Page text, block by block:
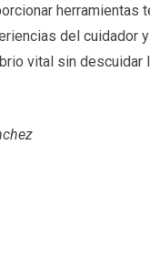
herramientas
del cuidador
vital sin descuidar